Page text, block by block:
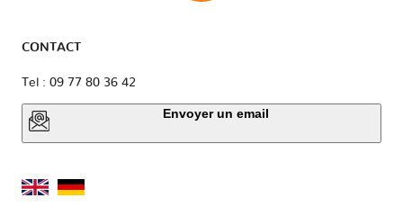
CONTACT
Tel : 09 77 80 36 42
Envoyer un email